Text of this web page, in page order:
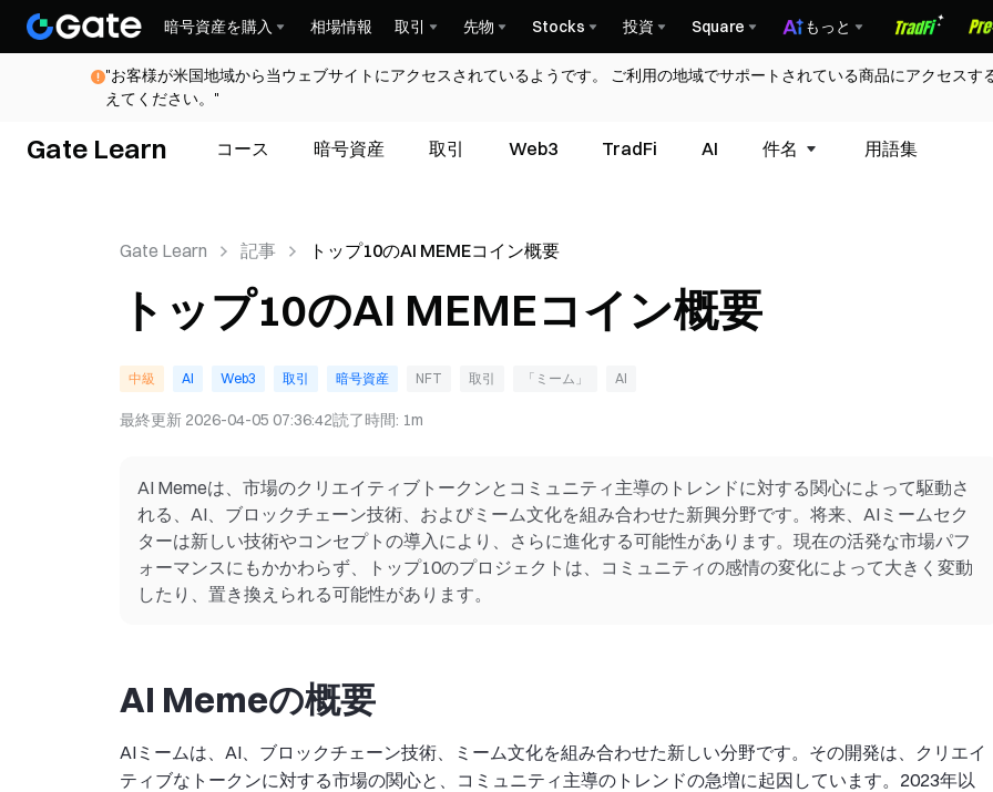
暗号資産を購入 相場情報 取引 先物 Stocks 投資 Square もっと
"お客様が米国地域から当ウェブサイトにアクセスされているようです。 ご利用の地域でサポートされている商品にアクセスす
えてください。"
Gate Learn コース 暗号資産 取引 Web3 TradFi AI 件名 用語集
Gate Learn 記事 トップ10のAI MEMEコイン概要
トップ10のAI MEMEコイン概要
中級 AI Web3 取引 暗号資産 NFT 取引 「ミーム」 AI
最終更新 2026-04-05 07:36:42読了時間: 1m
AI Memeは、市場のクリエイティブトークンとコミュニティ主導のトレンドに対する関心によって駆動さ
れる、AI、ブロックチェーン技術、およびミーム文化を組み合わせた新興分野です。将来、AIミームセク
ターは新しい技術やコンセプトの導入により、さらに進化する可能性があります。現在の活発な市場パフ
ォーマンスにもかかわらず、トップ10のプロジェクトは、コミュニティの感情の変化によって大きく変動
したり、置き換えられる可能性があります。
AI Memeの概要
AIミームは、AI、ブロックチェーン技術、ミーム文化を組み合わせた新しい分野です。その開発は、クリエイ
ティブなトークンに対する市場の関心と、コミュニティ主導のトレンドの急増に起因しています。2023年以